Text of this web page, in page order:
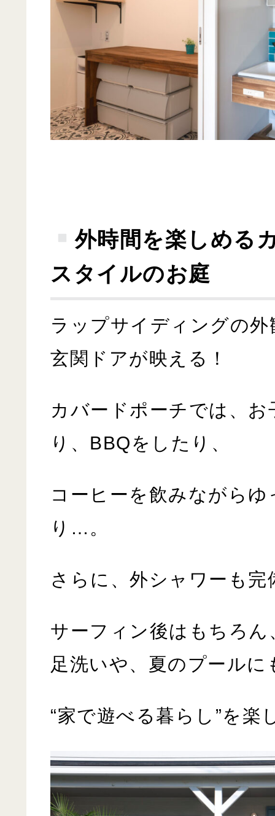
外時間を楽しめる
スタイルのお庭
ラップサイディングの
玄関ドアが映える！
カバードポーチでは、お
り、BBQをしたり、
コーヒーを飲みながら
り…。
さらに、外シャワーも完
サーフィン後はもちろん
足洗いや、夏のプール
“家で遊べる暮らし ”を楽